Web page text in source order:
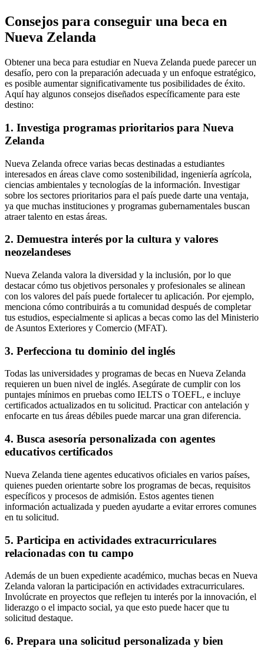
Consejos para conseguir una beca en
Nueva Zelanda
Obtener una beca para estudiar en Nueva Zelanda puede parecer un
desafío, pero con la preparación adecuada y un enfoque estratégico,
es posible aumentar significativamente tus posibilidades de éxito.
Aquí hay algunos consejos diseñados específicamente para este
destino:
1. Investiga programas prioritarios para Nueva
Zelanda
Nueva Zelanda ofrece varias becas destinadas a estudiantes
interesados en áreas clave como sostenibilidad, ingeniería agrícola,
ciencias ambientales y tecnologías de la información. Investigar
sobre los sectores prioritarios para el país puede darte una ventaja,
ya que muchas instituciones y programas gubernamentales buscan
atraer talento en estas áreas.
2. Demuestra interés por la cultura y valores
neozelandeses
Nueva Zelanda valora la diversidad y la inclusión, por lo que
destacar cómo tus objetivos personales y profesionales se alinean
con los valores del país puede fortalecer tu aplicación. Por ejemplo,
menciona cómo contribuirás a tu comunidad después de completar
tus estudios, especialmente si aplicas a becas como las del Ministerio
de Asuntos Exteriores y Comercio (MFAT).
3. Perfecciona tu dominio del inglés
Todas las universidades y programas de becas en Nueva Zelanda
requieren un buen nivel de inglés. Asegúrate de cumplir con los
puntajes mínimos en pruebas como IELTS o TOEFL, e incluye
certificados actualizados en tu solicitud. Practicar con antelación y
enfocarte en tus áreas débiles puede marcar una gran diferencia.
4. Busca asesoría personalizada con agentes
educativos certificados
Nueva Zelanda tiene agentes educativos oficiales en varios países,
quienes pueden orientarte sobre los programas de becas, requisitos
específicos y procesos de admisión. Estos agentes tienen
información actualizada y pueden ayudarte a evitar errores comunes
en tu solicitud.
5. Participa en actividades extracurriculares
relacionadas con tu campo
Además de un buen expediente académico, muchas becas en Nueva
Zelanda valoran la participación en actividades extracurriculares.
Involúcrate en proyectos que reflejen tu interés por la innovación, el
liderazgo o el impacto social, ya que esto puede hacer que tu
solicitud destaque.
6. Prepara una solicitud personalizada y bien